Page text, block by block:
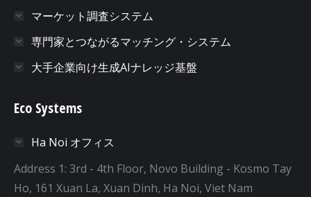
マーケット調査システム
専門家とつながるマッチング・システム
大手企業向け生成AIナレッジ基盤
Eco Systems
Ha Noi オフィス
Address 1: 3rd - 4th Floor, Novo Building - Kosmo Tay
Ho, 161 Xuan La, Xuan Dinh, Ha Noi, Viet Nam